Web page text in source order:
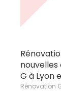
G à Lyon
Rénovation